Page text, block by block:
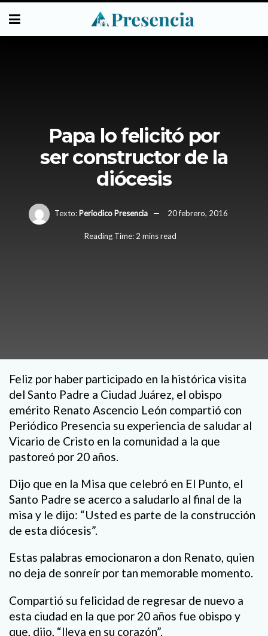
Papa lo felicitó por
ser constructor de la
diócesis
Texto: Periodico Presencia 20 febrero, 2016
Reading Time: 2 mins read
Feliz por haber participado en la histórica visita
del Santo Padre a Ciudad Juárez, el obispo
emérito Renato Ascencio León compartió con
Periódico Presencia su experiencia de saludar al
Vicario de Cristo en la comunidad a la que
pastoreó por 20 años.
Dijo que en la Misa que celebró en El Punto, el
Santo Padre se acerco a saludarlo al final de la
misa y le dijo: “Usted es parte de la construcción
de esta diócesis”.
Estas palabras emocionaron a don Renato, quien
no deja de sonreír por tan memorable momento.
Compartió su felicidad de regresar de nuevo a
esta ciudad en la que por 20 años fue obispo y
que, dijo, “lleva en su corazón”.